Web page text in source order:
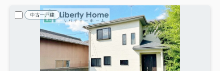
中古一戸建